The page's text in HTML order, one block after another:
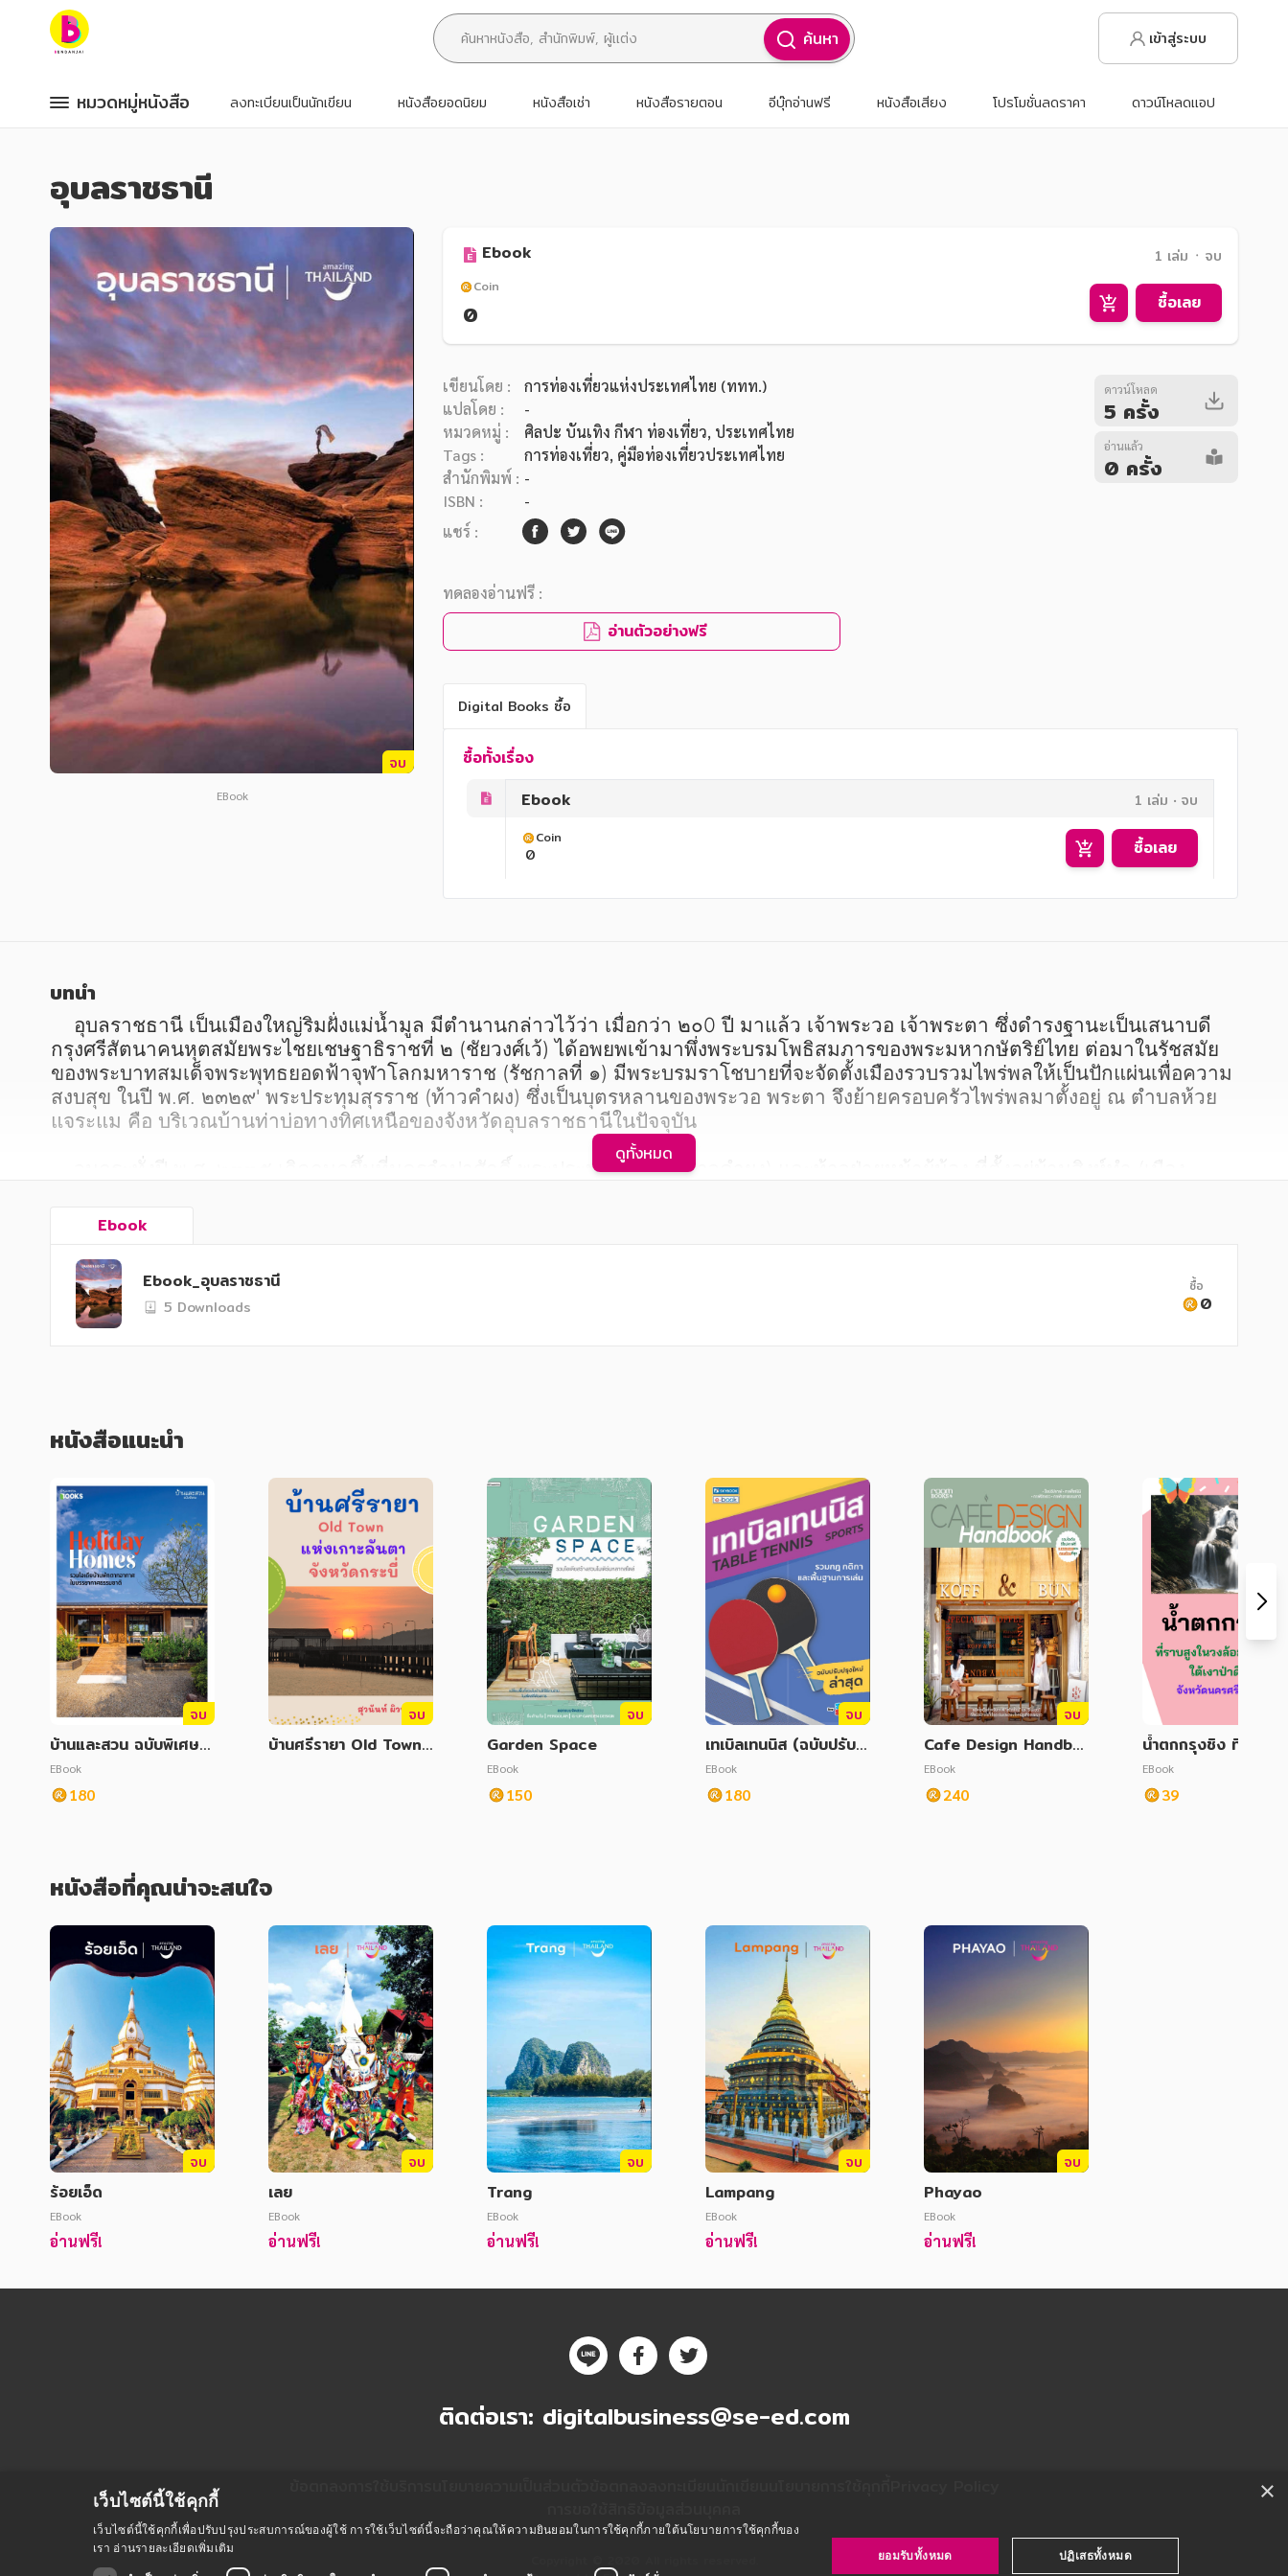
หมวดหมู่หนังสือ
หมวดหมู่ยอดนิยม
หนังสือออกใหม่
หนังสือยอดนิยม
หนังสือเช่า
อีบุ๊กอ่านฟรี
หนังสือเสียง
โปรโมชั่นลดราคา
หมวดหมู่หนังสือ
อาหาร สุขภาพ การแพทย์
ศิลปะ บันเทิง กีฬา ท่องเที่ยว
สังคม วัฒนธรรม การปกครอง ศาสนาและปรัชญา
ศาสนา และปรัชญา
กฎหมาย สัญญา ภาษี
การเงิน การลงทุน บริหาร
นิตยสาร หนังสือพิมพ์
ครอบครัว
วรรณกรรม
การเกษตร ชีววิทยา
การเรียน การศึกษา
เทคโนโลยี การสื่อสาร วิทยาศาสตร์
การ์ตูนความรู้ การ์ตูน
การ์ตูนมังงะ (Manga)
ค้นหา เข้าสู่ระบบ
หมวดหมู่หนังสือ
หมวดหมู่หนังสือ
หมวดหมู่ยอดนิยม
หนังสือออกใหม่
หนังสือยอดนิยม
หนังสือเช่า
อีบุ๊กอ่านฟรี
หนังสือเสียง
โปรโมชั่นลดราคา
หมวดหมู่หนังสือ
อาหาร สุขภาพ การแพทย์
ศิลปะ บันเทิง กีฬา ท่องเที่ยว
สังคม วัฒนธรรม การปกครอง ศาสนาและปรัชญา
ศาสนา และปรัชญา
กฎหมาย สัญญา ภาษี
การเงิน การลงทุน บริหาร
นิตยสาร หนังสือพิมพ์
ครอบครัว
วรรณกรรม
การเกษตร ชีววิทยา
การเรียน การศึกษา
เทคโนโลยี การสื่อสาร วิทยาศาสตร์
การ์ตูนความรู้ การ์ตูน
การ์ตูนมังงะ (Manga)
ลงทะเบียนเป็นนักเขียน หนังสือยอดนิยม หนังสือเช่า หนังสือรายตอน อีบุ๊กอ่านฟรี หนังสือเสียง โปรโมชั่นลดราคา ดาวน์โหลดแอป
อุบลราชธานี
จบ
EBook
Ebook 1 เล่ม ᛫ จบ
Coin
0 ซื้อเลย
เขียนโดย :
การท่องเที่ยวแห่งประเทศไทย (ททท.)
แปลโดย :
-
หมวดหมู่ :
ศิลปะ บันเทิง กีฬา ท่องเที่ยว, ประเทศไทย
Tags :
การท่องเที่ยว, คู่มือท่องเที่ยวประเทศไทย
สำนักพิมพ์ : -
ISBN :
-
แชร์ :
ดาวน์โหลด
5 ครั้ง
อ่านแล้ว
0 ครั้ง
ทดลองอ่านฟรี :
อ่านตัวอย่างฟรี
Digital Books ซื้อ
ซื้อทั้งเรื่อง
Ebook
1 เล่ม จบ
Coin
0 ซื้อเลย
บทนำ
กรุงศรีสัตนาคนหุตสมัยพระไชยเชษฐาธิราชที่ ๒ (ชัยวงศ์เว้) ได้อพยพเข้ามาพึ่งพระบรมโพธิสมภารของพระมหากษัตริย์ไทย ต่อมาในรัชสมัย
ของพระบาทสมเด็จพระพุทธยอดฟ้าจุฬาโลกมหาราช (รัชกาลที่ ๑) มีพระบรมราโชบายที่จะจัดตั้งเมืองรวบรวมไพร่พลให้เป็นปักแผ่นเพื่อความ
สงบสุข ในปี พ.ศ. ๒๓๒๙' พระประทุมสุรราช (ท้าวคำผง) ซึ่งเป็นบุตรหลานของพระวอ พระตา จึงย้ายครอบครัวไพร่พลมาตั้งอยู่ ณ ตำบลห้วย
แจระแม คือ บริเวณบ้านท่าบ่อทางทิศเหนือของจังหวัดอุบลราชธานีในปัจจุบัน
จนกระทั่งปี พ.ศ. ๒๓๓๕ เกิดกบฏขึ้นที่นครจำปาศักดิ์ พระประทุมสุรราช (ท้าวคำผง) และท้าวฝ่ายหน้าผู้น้อง ที่ตั้งอยู่บ้านสิงห์ทำ (เมือง
ไชยราชขัตติยวงศา ครองนครจำปาศักดิ์ และโปรดเกล้าฯ แต่งตั้งให้ พระประทุมสุรราช เป็นพระประทุม วรราชสุริยวงศ์ ครองเมือง
รัชกาล
พระบาทสมเด็จพระพุทธยอดฟ้าจุฬาโลกมหาราชว่า "....ด้วยพระบาทสมเด็จพระพุทธเจ้า ผู้ผ่าน ฟิภพกรุงเทพ มหานครศรื่อยุธยา มีพระ
ราชโองการโปรดเกล้า โปรดกระหม่อม ตั้งให้ พระประทุม เป็นพระประทุมวรราช สุริยวงศ์ ครองเมือง อุบลราชธานี ศรีวนา
ไลยประเทศรช......." เมืองอุบลราชธานีมีเจ้าเมืองสืบกัฐถึง ๔ คน ตราบจนถึงปี พ.ศ. ๒๔๒๕ จึงได้มีการแต่งตั้งข้าหลวงและผู้ว่าราชการจังหวัด
อำเภอเขื่องในอำเภอม่วงสามสิบ อำเภอเหล่าเสือโก้ก อำเภอตอนมตแดง อำเภอตาลสุม อำเภอตระการพืชผล อำเภอกุดข้าวปุ้น อำเภอเหมราฐ
อำเภอนาตาล อำเภอโพธิ์ไทร อำเภอศรีเมืองใหม่ อำเภอโขงเจี่ยม อำเภอสิรินธรอำเภอพิบูลมังสาหาร อำเภอสว่างวีระวงศ์ อำเภอวารินชำราบ
อำเภอนาเยีย อำเภอเดซอุตม อำเภอบุณฑรึก อำเภอนาจะหลวย อำเภอน้ำยืน อำเภอน้ำขุ่น อำเภอทุ่งศรีอุดม และอำเภอสำโรง
ดูทั้งหมด
Ebook
Ebook_อุบลราชธานี
5 Downloads
ซื้อ
0
หนังสือแนะนำ
จบ
บ้านและสวน ฉบับพิเศษ
Holiday Homes รวมไอ
เดียบ้านพักตากอากาศใน
บรรยากาศธรรมชาติ
EBook
180
จบ
บ้านศรีรายา Old Town
จบ
Garden Space
EBook
150
จบ
เทเบิลเทนนิส (ฉบับปรับป
รุงล่าสุด)
EBook
180
จบ
Cafe Design Handbo
ok
EBook
240
น้ำตกกรุงชิง ที่ราบสูง
วงล้อมแห่งขุนเขา ใต้เงา
ป่าดิบชื้น จังหวัดนคร
ธรรมราช
EBook
39
หนังสือที่คุณน่าจะสนใจ
จบ
ร้อยเอ็ด
EBook
อ่านฟรี!
จบ
เลย
EBook
อ่านฟรี!
จบ
Trang
EBook
อ่านฟรี!
จบ
Lampang
EBook
อ่านฟรี!
จบ
Phayao
EBook
อ่านฟรี!
ติดต่อเรา: digitalbusiness@se-ed.com
×
เว็บไซต์นี้ใช้คุกกี้
เว็บไซต์นี้ใช้คุกกี้เพื่อปรับปรุงประสบการณ์ของผู้ใช้ การใช้เว็บไซต์นี้จะถือว่าคุณให้ความยินยอมในการใช้คุกกี้ภายใต้นโยบายการใช้คุกกี้ของ
เรา อ่านรายละเอียดเพิ่มเติม
ยอมรับทั้งหมด ปฏิเสธทั้งหมด